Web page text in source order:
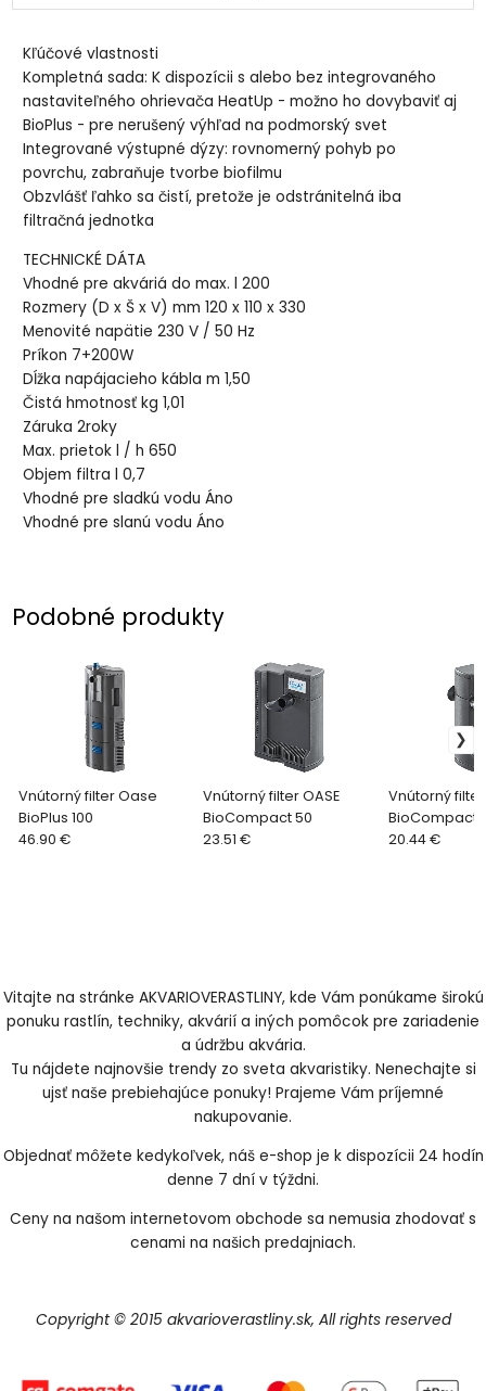
Kľúčové vlastnosti
Kompletná sada: K dispozícii s alebo bez integrovaného
nastaviteľného ohrievača HeatUp - možno ho dovybaviť aj
BioPlus - pre nerušený výhľad na podmorský svet
Integrované výstupné dýzy: rovnomerný pohyb po
povrchu, zabraňuje tvorbe biofilmu
Obzvlášť ľahko sa čistí, pretože je odstránitelná iba
filtračná jednotka
TECHNICKÉ DÁTA
Vhodné pre akváriá do max. l 200
Rozmery (D x Š x V) mm 120 x 110 x 330
Menovité napätie 230 V / 50 Hz
Príkon 7+200W
Dĺžka napájacieho kábla m 1,50
Čistá hmotnosť kg 1,01
Záruka 2roky
Max. prietok l / h 650
Objem filtra l 0,7
Vhodné pre sladkú vodu Áno
Vhodné pre slanú vodu Áno
Podobné produkty
Vnútorný filter Oase
BioPlus 100
46.90 €
Vnútorný filter OASE
BioCompact 50
23.51 €
Vnútorný filter
BioCompact
20.44 €
Vitajte na stránke AKVARIOVERASTLINY, kde Vám ponúkame širokú
ponuku rastlín, techniky, akvárií a iných pomôcok pre zariadenie
a údržbu akvária.
Tu nájdete najnovšie trendy zo sveta akvaristiky. Nenechajte si
ujsť naše prebiehajúce ponuky! Prajeme Vám príjemné
nakupovanie.
Objednať môžete kedykoľvek, náš e-shop je k dispozícii 24 hodín
denne 7 dní v týždni.
Ceny na našom internetovom obchode sa nemusia zhodovať s
cenami na našich predajniach.
Copyright © 2015 akvarioverastliny.sk, All rights reserved